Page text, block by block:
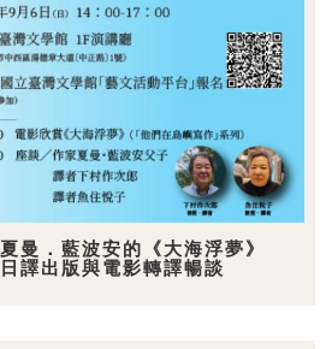
曼．藍波安的《大海浮夢》
譯出版與電影轉譯暢談